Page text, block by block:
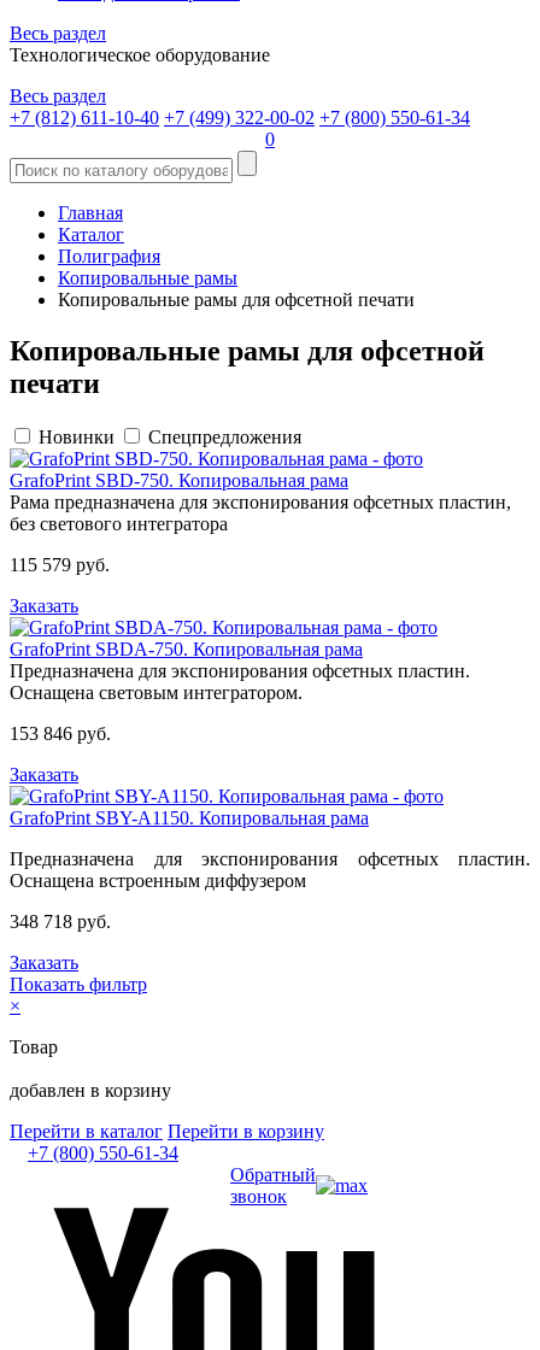
Весь раздел
Технологическое оборудование
Весь раздел
+7 (812) 611-10-40 +7 (499) 322-00-02 +7 (800) 550-61-34
0
Главная
Каталог
Полиграфия
Копировальные рамы
Копировальные рамы для офсетной печати
Копировальные рамы для офсетной
печати
Новинки Спецпредложения
GrafoPrint SBD-750. Копировальная рама
Рама предназначена для экспонирования офсетных пластин,
без светового интегратора
115 579 руб.
Заказать
GrafoPrint SBDA-750. Копировальная рама
Предназначена для экспонирования офсетных пластин.
Оснащена световым интегратором.
153 846 руб.
Заказать
GrafoPrint SBY-A1150. Копировальная рама
Предназначена для экспонирования офсетных пластин.
Оснащена встроенным диффузером
348 718 руб.
Заказать
Показать фильтр
×
Товар
добавлен в корзину
Перейти в каталог Перейти в корзину
+7 (800) 550-61-34
Обратный
звонок